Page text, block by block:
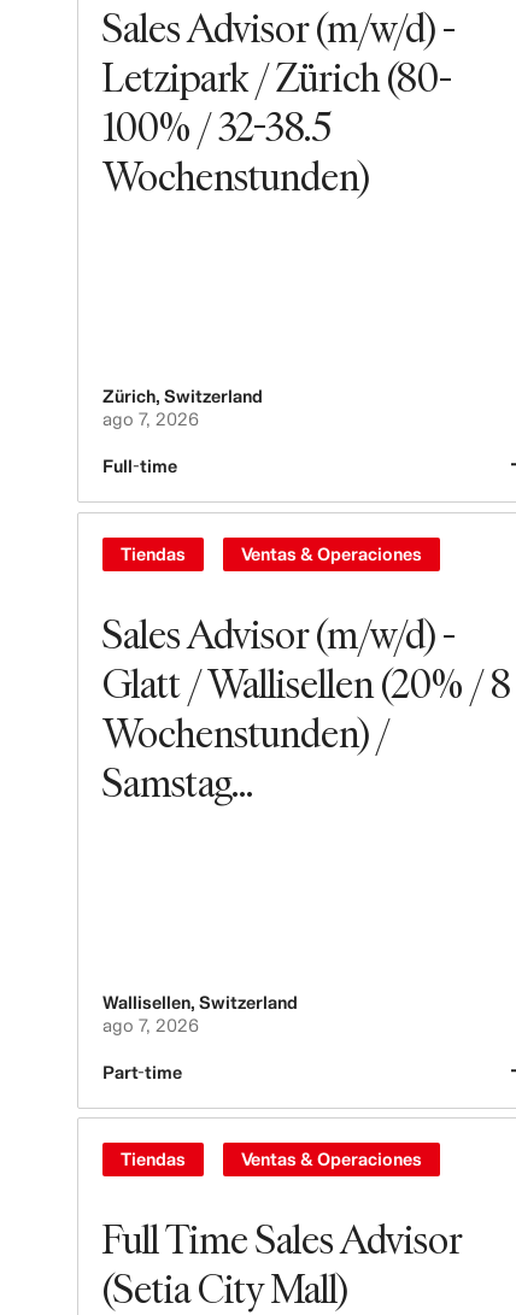
Sales Advisor (m/w/d) -
Letzipark / Zürich (80-
100% / 32-38.5
Wochenstunden)
Zürich, Switzerland
ago 7, 2026
Full-time
Sales Advisor (m/w/d) -
Glatt / Wallisellen (20% / 8
Wochenstunden) /
Samstag...
Tiendas Ventas & Operaciones
Wallisellen, Switzerland
ago 7, 2026
Part-time
Full Time Sales Advisor
(Setia City Mall)
Tiendas Ventas & Operaciones